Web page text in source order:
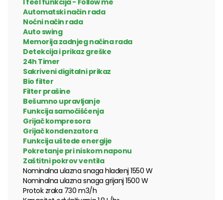
I feel funkcija - Follow me
Automatski način rada
Noćni način rada
Auto swing
Memorija zadnjeg načina rada
Detekcija i prikaz greške
24h Timer
Sakriveni digitalni prikaz
Bio filter
Filter prašine
Bešumno upravljanje
Funkcija samočišćenja
Grijač kompresora
Grijač kondenzatora
Funkcija uštede energije
Pokretanje pri niskom naponu
Zaštitni pokrov ventila
Nominalna ulazna snaga hlađenj 1550 W
Nominalna ulazna snaga grijanj 1500 W
Protok zraka 730 m3/h